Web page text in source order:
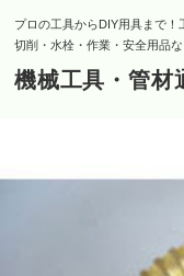
プロの工具からDIY用具まで！
切削・水栓・作業・安全用品
機械工具・管材